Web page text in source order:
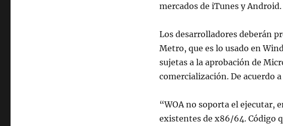
mercados de iTunes y Android.
Los desarrolladores deberán
Metro, que es lo usado en
sujetas a la aprobación de
comercialización. De acuerdo
“WOA no soporta el ejecutar,
existentes de x86/64. Código